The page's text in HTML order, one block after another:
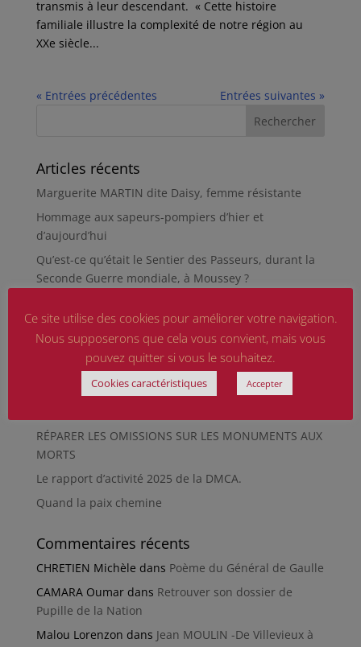
transmis à leur descendant. « Cette histoire
familiale illustre la complexité de notre région au
XXe siècle...
« Entrées précédentes Entrées suivantes »
Articles récents
Marguerite MARTIN dite Daisy, femme résistante
Hommage aux sapeurs-pompiers d’hier et
d’aujourd’hui
Qu’est-ce qu’était le Sentier des Passeurs, durant la
Seconde Guerre mondiale, à Moussey ?
musée de Besançon
HIROSHIMA
En silence et en peine
Futur Mur des noms des victimes de la Seconde
RÉPARER LES OMISSIONS SUR LES MONUMENTS AUX
MORTS
Le rapport d’activité 2025 de la DMCA.
Quand la paix chemine
Commentaires récents
CHRETIEN Michèle dans Poème du Général de Gaulle
CAMARA Oumardans Retrouver son dossier de
Pupille de la Nation
Malou Lorenzon dans Jean MOULIN -De Villevieux à
Ce site utilise des cookies pour améliorer votre navigation.
Nous supposerons que cela vous convient, mais vous
pouvez quitter si vous le souhaitez.
Cookies caractéristiques Accepter